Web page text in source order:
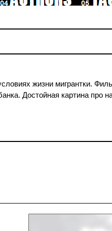
жизни мигрантки.
Достойная картина про